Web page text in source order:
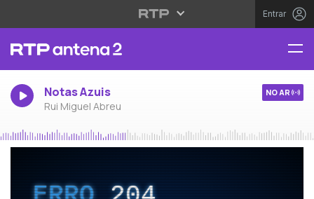
Entrar
Notas Azuis
Rui Miguel Abreu
NO AR